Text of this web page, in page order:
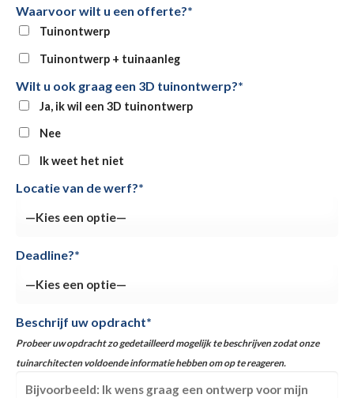
Waarvoor wilt u een offerte?*
Tuinontwerp
Tuinontwerp + tuinaanleg
Wilt u ook graag een 3D tuinontwerp?*
Ja, ik wil een 3D tuinontwerp
Nee
Ik weet het niet
Locatie van de werf?*
Deadline?*
Beschrijf uw opdracht*
Probeer uw opdracht zo gedetailleerd mogelijk te beschrijven zodat onze
tuinarchitecten voldoende informatie hebben om op te reageren.